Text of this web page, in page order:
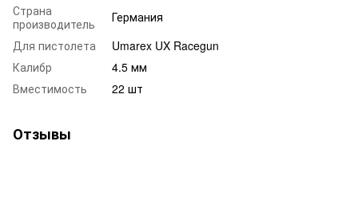
Страна
производитель
Германия
Для пистолета
Umarex UX Racegun
Калибр
4.5 мм
Вместимость
22 шт
Отзывы